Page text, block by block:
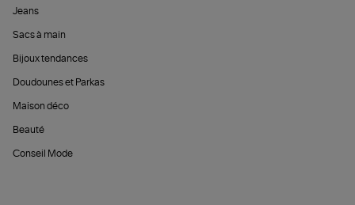
Jeans
Sacs à main
Bijoux tendances
Doudounes et Parkas
Maison déco
Beauté
Conseil Mode